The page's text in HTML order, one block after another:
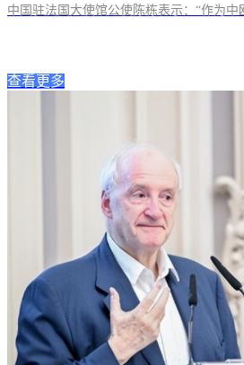
中国驻法国大使馆公使陈栋表示：“作为
查看更多